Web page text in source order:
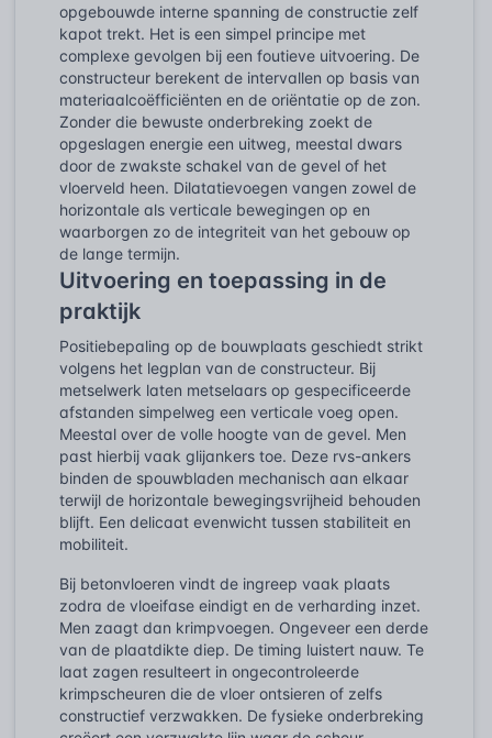
opgebouwde interne spanning de constructie zelf
kapot trekt. Het is een simpel principe met
complexe gevolgen bij een foutieve uitvoering. De
constructeur berekent de intervallen op basis van
materiaalcoëfficiënten en de oriëntatie op de zon.
Zonder die bewuste onderbreking zoekt de
opgeslagen energie een uitweg, meestal dwars
door de zwakste schakel van de gevel of het
vloerveld heen. Dilatatievoegen vangen zowel de
horizontale als verticale bewegingen op en
waarborgen zo de integriteit van het gebouw op
de lange termijn.
Uitvoering en toepassing in de
praktijk
Positiebepaling op de bouwplaats geschiedt strikt
volgens het legplan van de constructeur. Bij
metselwerk laten metselaars op gespecificeerde
afstanden simpelweg een verticale voeg open.
Meestal over de volle hoogte van de gevel. Men
past hierbij vaak glijankers toe. Deze rvs-ankers
binden de spouwbladen mechanisch aan elkaar
terwijl de horizontale bewegingsvrijheid behouden
blijft. Een delicaat evenwicht tussen stabiliteit en
mobiliteit.
Bij betonvloeren vindt de ingreep vaak plaats
zodra de vloeifase eindigt en de verharding inzet.
Men zaagt dan krimpvoegen. Ongeveer een derde
van de plaatdikte diep. De timing luistert nauw. Te
laat zagen resulteert in ongecontroleerde
krimpscheuren die de vloer ontsieren of zelfs
constructief verzwakken. De fysieke onderbreking